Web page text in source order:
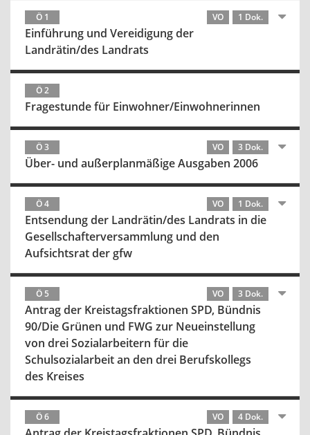
Ö 1 VO 1 Dok.
Einführung und Vereidigung der
Landrätin/des Landrats
Ö 2
Fragestunde für Einwohner/Einwohnerinnen
Ö 3 VO 3 Dok.
Über- und außerplanmäßige Ausgaben 2006
Ö 4 VO 1 Dok.
Entsendung der Landrätin/des Landrats in die
Gesellschafterversammlung und den
Aufsichtsrat der gfw
Ö 5 VO 3 Dok.
Antrag der Kreistagsfraktionen SPD, Bündnis
90/Die Grünen und FWG zur Neueinstellung
von drei Sozialarbeitern für die
Schulsozialarbeit an den drei Berufskollegs
des Kreises
Ö 6 VO 4 Dok.